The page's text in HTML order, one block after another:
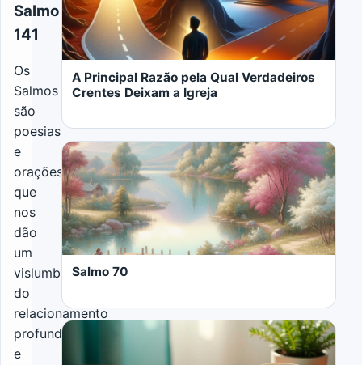
Salmo
141
Os
Salmos
são
poesias
e
orações
que
nos
dão
um
vislumbre
do
relacionamento
profundo
e
A Principal Razão pela Qual Verdadeiros
Crentes Deixam a Igreja
LER MAIS
Salmo 70